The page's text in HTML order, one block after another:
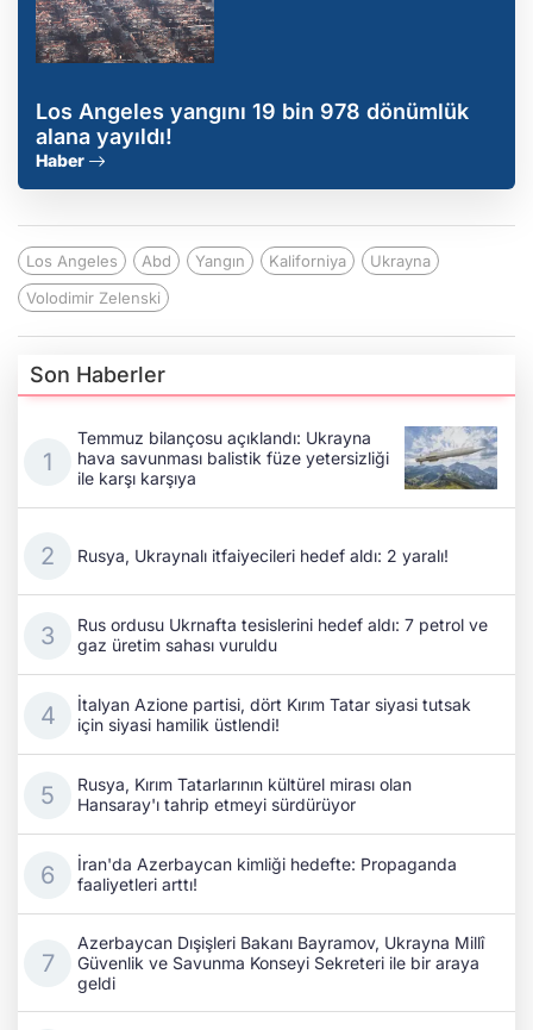
Los Angeles yangını 19 bin 978 dönümlük
alana yayıldı!
Haber
Los Angeles Abd Yangın Kaliforniya
Ukrayna
Volodimir Zelenski
Son Haberler
Temmuz bilançosu açıklandı: Ukrayna
hava savunması balistik füze yetersizliği
ile karşı karşıya
Rusya, Ukraynalı itfaiyecileri hedef aldı: 2 yaralı!
Rus ordusu Ukrnafta tesislerini hedef aldı: 7 petrol ve
gaz üretim sahası vuruldu
İtalyan Azione partisi, dört Kırım Tatar siyasi tutsak
için siyasi hamilik üstlendi!
Rusya, Kırım Tatarlarının kültürel mirası olan
Hansaray'ı tahrip etmeyi sürdürüyor
İran'da Azerbaycan kimliği hedefte: Propaganda
faaliyetleri arttı!
Azerbaycan Dışişleri Bakanı Bayramov, Ukrayna Millî
Güvenlik ve Savunma Konseyi Sekreteri ile bir araya
geldi